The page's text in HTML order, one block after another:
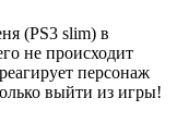
(PS3 slim) в
не происходит
персонаж
выйти из игры!